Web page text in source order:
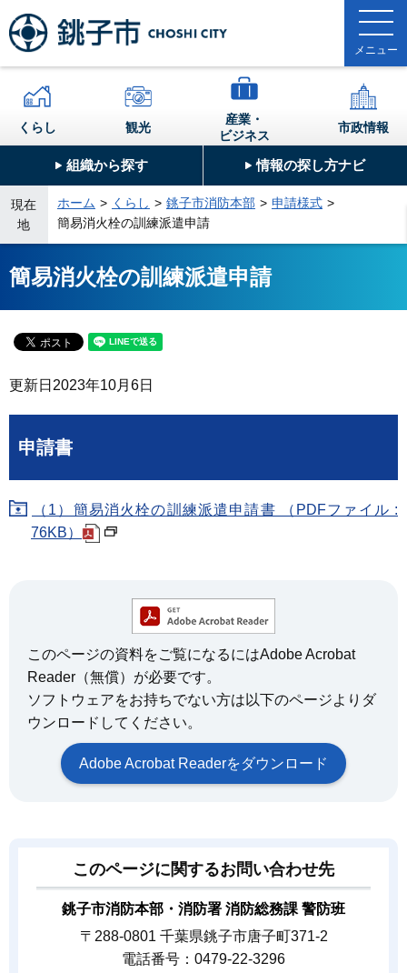
組織から探す 情報の探し方ナビ
くらし 観光
産業・
ビジネス
市政情報
現在
地
ホーム くらし 銚子市消防本部
申請様式
簡易消火栓の訓練派遣申請
簡易消火栓の訓練派遣申請
更新日 2023年10月6日
申請書
（1）簡易消火栓の訓練派遣申請書 （PDFファイル :
76KB）
このページの資料をご覧になるにはAdobe Acrobat
Reader（無償）が必要です。
ソフトウェアをお持ちでない方は以下のページよりダ
ウンロードしてください。
Adobe Acrobat Readerをダウンロード
このページに関するお問い合わせ先
銚子市消防本部・消防署 消防総務課 警防班
〒288-0801 千葉県銚子市唐子町371-2
電話番号：0479-22-3296